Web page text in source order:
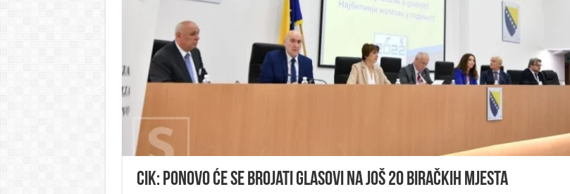
CIK: Ponovo će se brojati glasovi na još 20 biračkih mjesta